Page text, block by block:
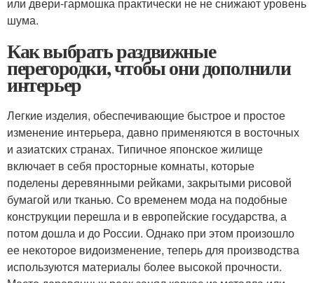
шума.
Как выбрать раздвижные
перегородки, чтобы они дополнили
интерьер
Легкие изделия, обеспечивающие быстрое и простое
изменение интерьера, давно применяются в восточных
и азиатских странах. Типичное японское жилище
включает в себя просторные комнаты, которые
поделены деревянными рейками, закрытыми рисовой
бумагой или тканью. Со временем мода на подобные
конструкции перешла и в европейские государства, а
потом дошла и до России. Однако при этом произошло
ее некоторое видоизменение, теперь для производства
используются материалы более высокой прочности.